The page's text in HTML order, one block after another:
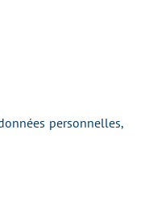
personnelles,